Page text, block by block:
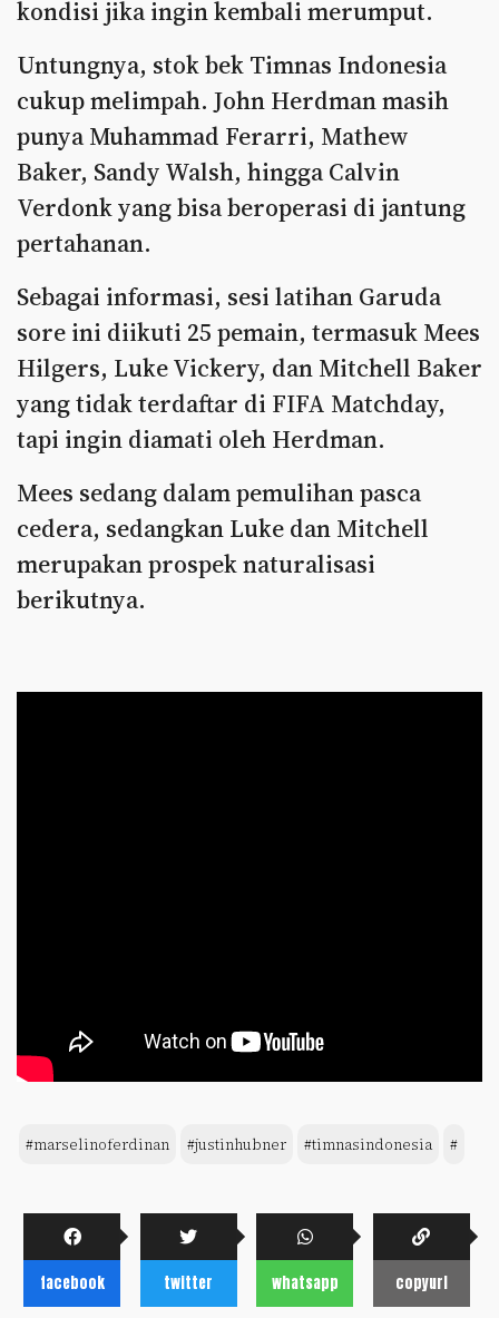
kondisi jika ingin kembali merumput.
Untungnya, stok bek Timnas Indonesia
cukup melimpah. John Herdman masih
punya Muhammad Ferarri, Mathew
Baker, Sandy Walsh, hingga Calvin
Verdonk yang bisa beroperasi di jantung
pertahanan.
Sebagai informasi, sesi latihan Garuda
sore ini diikuti 25 pemain, termasuk Mees
Hilgers, Luke Vickery, dan Mitchell Baker
yang tidak terdaftar di FIFA Matchday,
tapi ingin diamati oleh Herdman.
Mees sedang dalam pemulihan pasca
cedera, sedangkan Luke dan Mitchell
merupakan prospek naturalisasi
berikutnya.
#marselinoferdinan #justinhubner #timnasindonesia #
facebook twitter whatsapp copyurl